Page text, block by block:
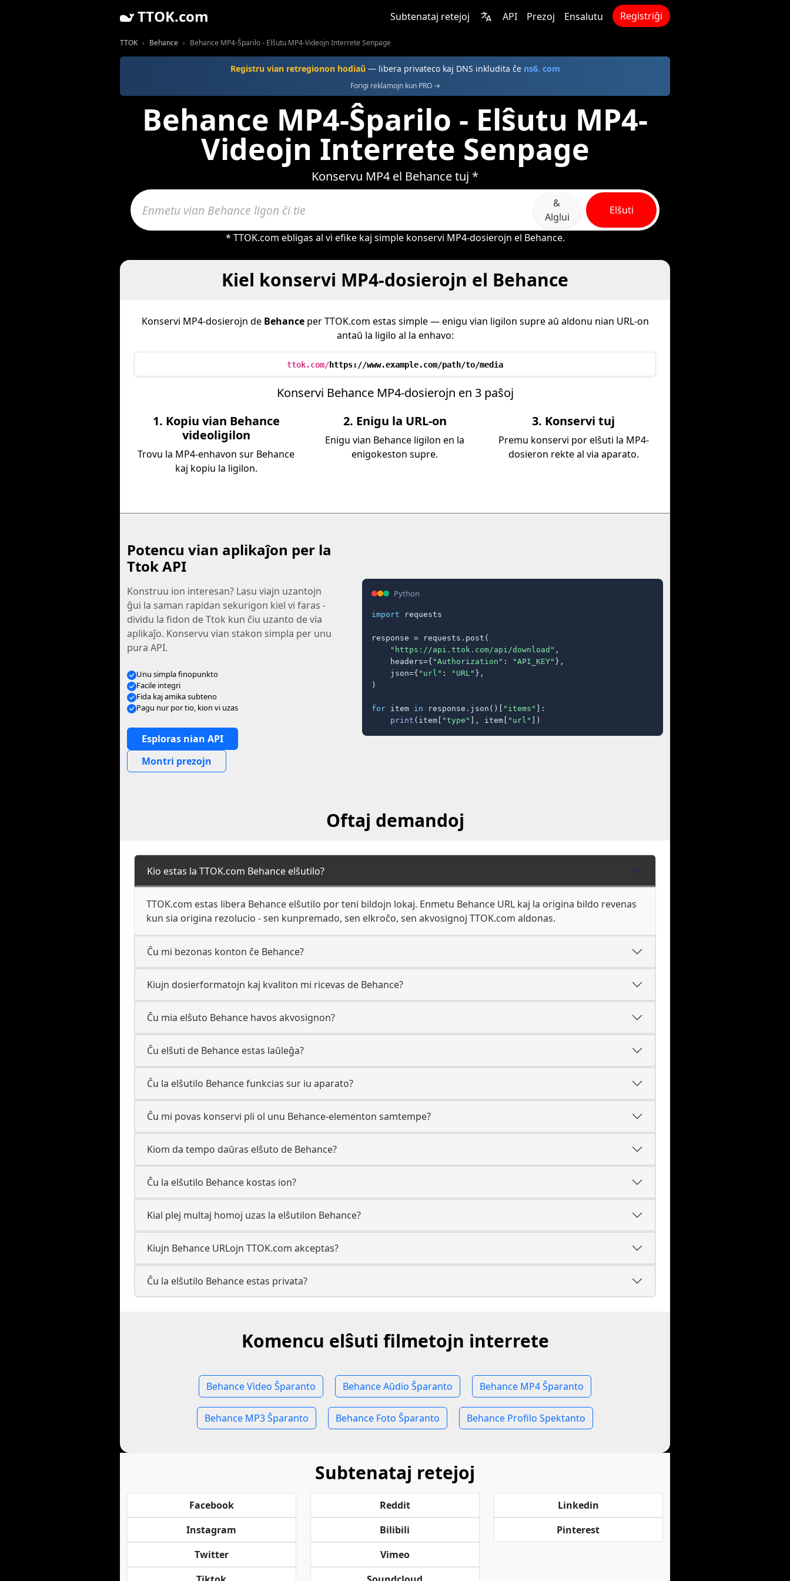
TTOK.com Subtenataj retejoj API Prezoj Ensalutu Registriĝi
TTOK Behance Behance MP4-Ŝparilo - Elŝutu MP4-Videojn Interrete Senpage
Registru vian retregionon hodiaŭ — libera privateco kaj DNS inkludita ĉe ns6. com
Forigi reklamojn kun PRO →
Behance MP4-Ŝparilo - Elŝutu MP4-
Videojn Interrete Senpage
Konservu MP4 el Behance tuj *
&
Alglui
Elŝuti
* TTOK.com ebligas al vi efike kaj simple konservi MP4-dosierojn el Behance.
Kiel konservi MP4-dosierojn el Behance
Konservi MP4-dosierojn de Behanceper TTOK.com estas simple — enigu vian ligilon supre aŭ aldonu nian URL-on
antaŭ la ligilo al la enhavo:
ttok.com/https://www.example.com/path/to/media
Konservi Behance MP4-dosierojn en 3 paŝoj
1. Kopiu vian Behance
videoligilon
Trovu la MP4-enhavon sur Behance
kaj kopiu la ligilon.
2. Enigu la URL-on
Enigu vian Behance ligilon en la
enigokeston supre.
3. Konservi tuj
Premu konservi por elŝuti la MP4-
dosieron rekte al via aparato.
Potencu vian aplikaĵon per la
Ttok API
Konstruu ion interesan? Lasu viajn uzantojn
ĝui la saman rapidan sekurigon kiel vi faras -
dividu la fidon de Ttok kun ĉiu uzanto de via
aplikaĵo. Konservu vian stakon simpla per unu
pura API.
Unu simpla finopunkto
Facile integri
Fida kaj amika subteno
Pagu nur por tio, kion vi uzas
Esploras nian API
Montri prezojn
Python
import requests
response = requests.post(
"https://api.ttok.com/api/download" ,
    headers={
"Authorization" : "API_KEY" },
    json={
"url" : "URL" },
)
for item in response.json()[ "items" ]:
print (item[ "type" ], item[ "url" ])
Oftaj demandoj
Kio estas la TTOK.com Behance elŝutilo?
TTOK.com estas libera Behance elŝutilo por teni bildojn lokaj. Enmetu Behance URL kaj la origina bildo revenas
kun sia origina rezolucio - sen kunpremado, sen elkroĉo, sen akvosignoj TTOK.com aldonas.
Ĉu mi bezonas konton ĉe Behance?
Kiujn dosierformatojn kaj kvaliton mi ricevas de Behance?
Ĉu mia elŝuto Behance havos akvosignon?
Ĉu elŝuti de Behance estas laŭleĝa?
Ĉu la elŝutilo Behance funkcias sur iu aparato?
Ĉu mi povas konservi pli ol unu Behance-elementon samtempe?
Kiom da tempo daŭras elŝuto de Behance?
Ĉu la elŝutilo Behance kostas ion?
Kial plej multaj homoj uzas la elŝutilon Behance?
Kiujn Behance URLojn TTOK.com akceptas?
Ĉu la elŝutilo Behance estas privata?
Komencu elŝuti filmetojn interrete
Behance Video Ŝparanto Behance Aŭdio Ŝparanto Behance MP4 Ŝparanto
Behance MP3 Ŝparanto Behance Foto Ŝparanto Behance Profilo Spektanto
Subtenataj retejoj
Facebook
Instagram
Twitter
Reddit
Bilibili
Vimeo
Linkedin
Pinterest